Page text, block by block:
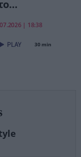
νέο ΕΣΥ
ήδη εδώ
Τέλος στις
| 18:38
30 min